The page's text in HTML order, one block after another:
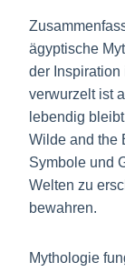
ägyptische
der Inspiration
verwurzelt ist
lebendig
Wilde and the
Symbole und
Welten zu
bewahren.
Mythologie